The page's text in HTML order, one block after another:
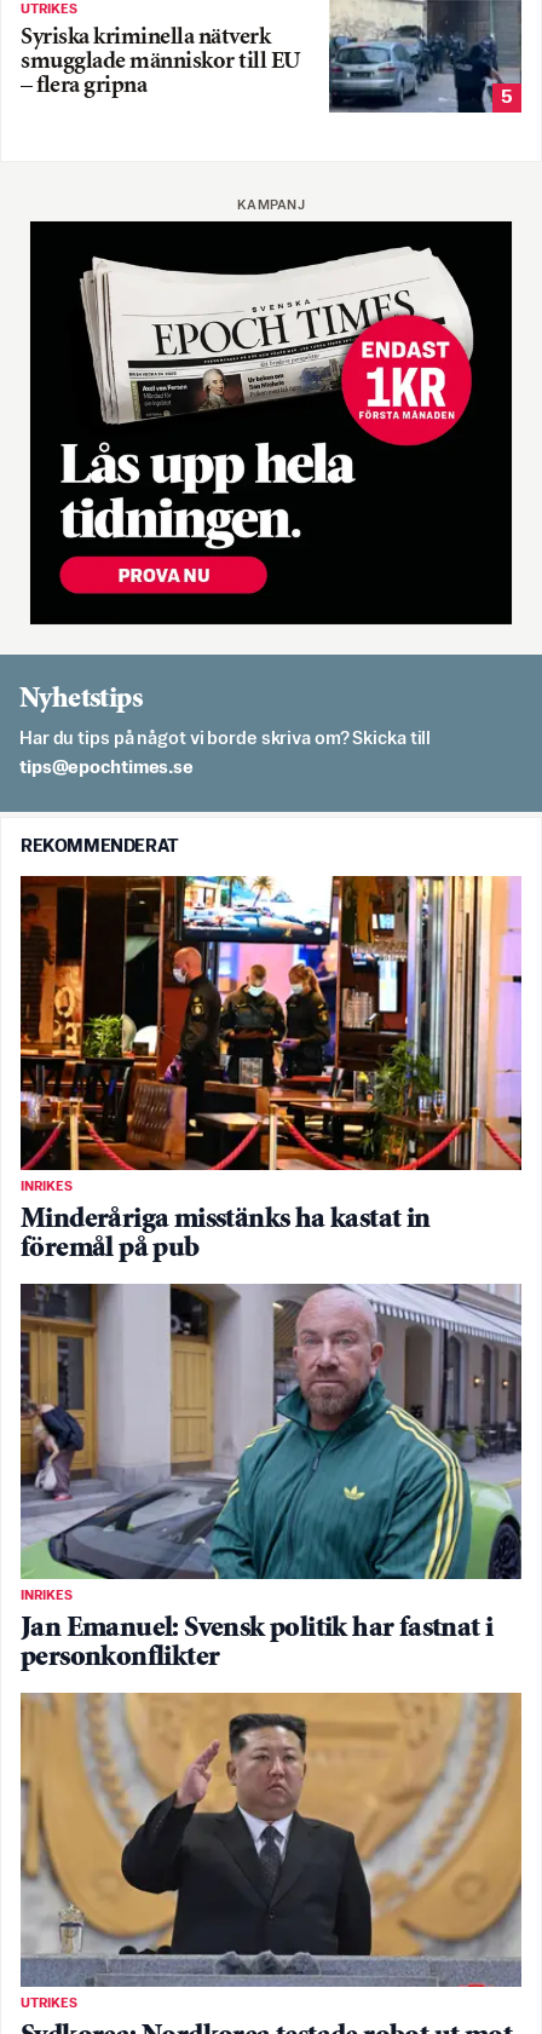
UTRIKES
Syriska kriminella nätverk
smugglade människor till EU
– flera gripna
5
KAMPANJ
Nyhetstips
Har du tips på något vi borde skriva om? Skicka till
es.semithcope@spit
REKOMMENDERAT
INRIKES
Minderåriga misstänks ha kastat in
föremål på pub
INRIKES
Jan Emanuel: Svensk politik har fastnat i
personkonflikter
UTRIKES